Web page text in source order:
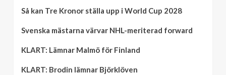
Så kan Tre Kronor ställa upp i World Cup 2028
Svenska mästarna värvar NHL-meriterad forward
KLART: Lämnar Malmö för Finland
KLART: Brodin lämnar Björklöven